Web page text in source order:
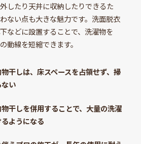
したり天井に収納したりできるた
ない点も大きな魅力です。洗面脱衣
などに設置することで、洗濯物を
動線を短縮できます。
干しは、床スペースを占領せず、掃
い
干しを併用することで、大量の洗濯
ようになる